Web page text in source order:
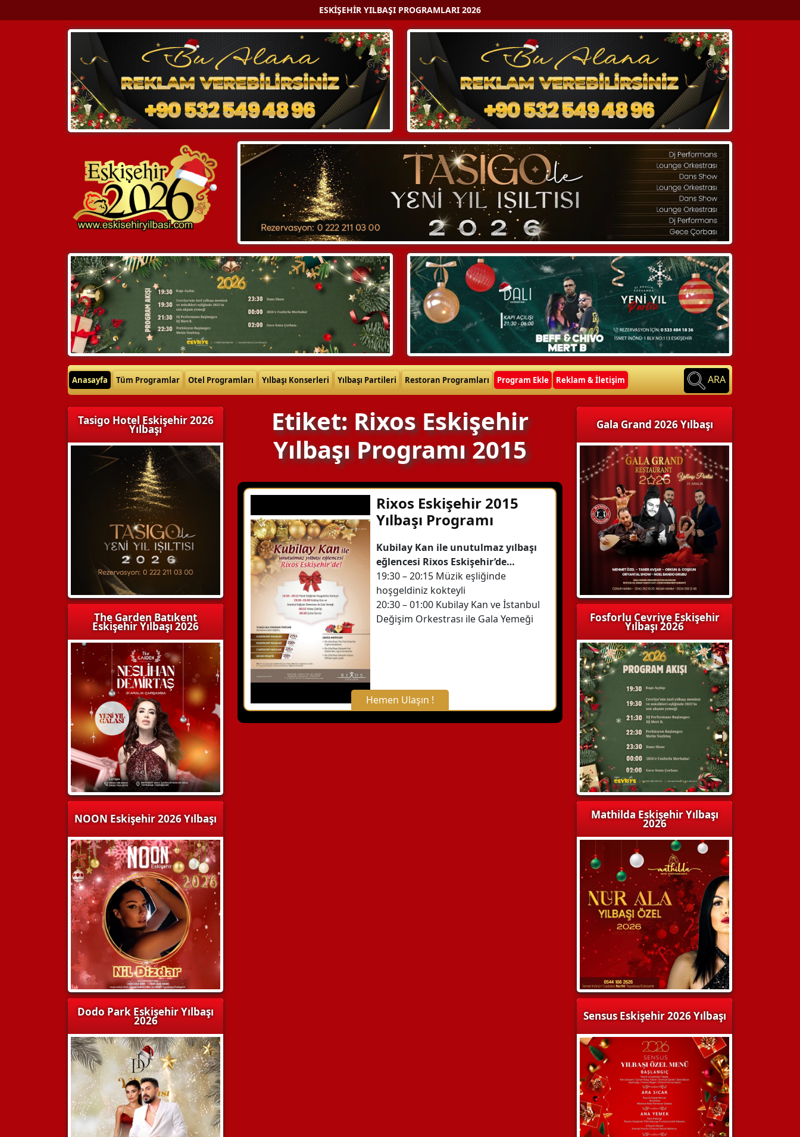
ESKIŞEHIR YILBAŞI PROGRAMLARI 2026
Anasayfa Tüm Programlar Otel Programları Yılbaşı Konserleri Yılbaşı Partileri Restoran Programları Program Ekle Reklam & İletişim ARA
Tasigo Hotel Eskişehir 2026
Yılbaşı
The Garden Batıkent
Eskişehir Yılbaşı 2026
NOON Eskişehir 2026 Yılbaşı
Dodo Park Eskişehir Yılbaşı
2026
Etiket: Rixos Eskişehir
Yılbaşı Programı 2015
Rixos Eskişehir 2015
Yılbaşı Programı
Kubilay Kan ile unutulmaz yılbaşı
eğlencesi Rixos Eskişehir’de…
19:30 – 20:15 Müzik eşliğinde
hoşgeldiniz kokteyli
20:30 – 01:00 Kubilay Kan ve İstanbul
Değişim Orkestrası ile Gala Yemeği
Hemen Ulaşın !
X Kapat
Gala Grand 2026 Yılbaşı
Fosforlu Cevriye Eskişehir
Yılbaşı 2026
Mathilda Eskişehir Yılbaşı
2026
Sensus Eskişehir 2026 Yılbaşı